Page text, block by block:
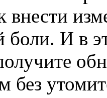
боли. И в
без